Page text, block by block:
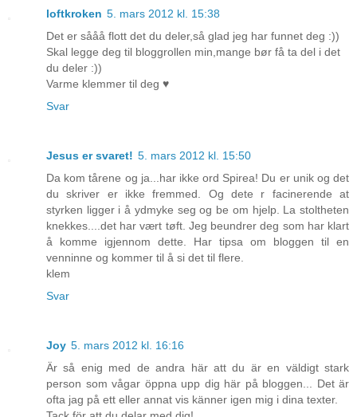
loftkroken 5. mars 2012 kl. 15:38
Det er sååå flott det du deler,så glad jeg har funnet deg :))
Skal legge deg til bloggrollen min,mange bør få ta del i det
du deler :))
Varme klemmer til deg ♥
Svar
Jesus er svaret! 5. mars 2012 kl. 15:50
Da kom tårene og ja...har ikke ord Spirea! Du er unik og det
du skriver er ikke fremmed. Og dete r facinerende at
styrken ligger i å ydmyke seg og be om hjelp. La stoltheten
knekkes....det har vært tøft. Jeg beundrer deg som har klart
å komme igjennom dette. Har tipsa om bloggen til en
venninne og kommer til å si det til flere.
klem
Svar
Joy 5. mars 2012 kl. 16:16
Är så enig med de andra här att du är en väldigt stark
person som vågar öppna upp dig här på bloggen... Det är
ofta jag på ett eller annat vis känner igen mig i dina texter.